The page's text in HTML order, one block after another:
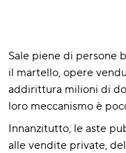
Sale piene di persone
il martello, opere
addirittura milioni di
loro meccanismo è
Innanzitutto, le aste
alle vendite private,